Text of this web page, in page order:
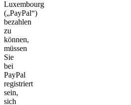
Luxembourg
(„PayPal“)
bezahlen
zu
können,
müssen
Sie
bei
PayPal
registriert
sein,
sich